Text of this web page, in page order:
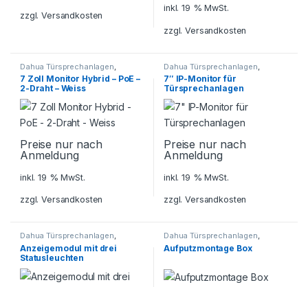
zzgl.Versandkosten
inkl. 19 % MwSt.
zzgl.Versandkosten
Dahua Türsprechanlagen
Sicherheitstechnik
Türsprechanlagen
7 Zoll Monitor Hybrid – PoE –
2-Draht – Weiss
Preise nur nach
Anmeldung
inkl. 19 % MwSt.
zzgl.Versandkosten
Dahua Türsprechanlagen
Sicherheitstechnik
Türsprechanlagen
7″ IP-Monitor für
Türsprechanlagen
Preise nur nach
Anmeldung
inkl. 19 % MwSt.
zzgl.Versandkosten
Dahua Türsprechanlagen
Sicherheitstechnik
Türsprechanlagen
Anzeigemodul mit drei
Statusleuchten
Dahua Türsprechanlagen
Sicherheitstechnik
Türsprechanlagen
Aufputzmontage Box